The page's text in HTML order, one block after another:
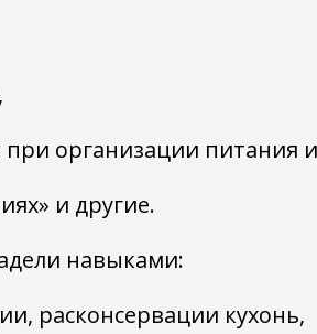
организации питания
и другие.
навыками:
расконсервации кухонь,